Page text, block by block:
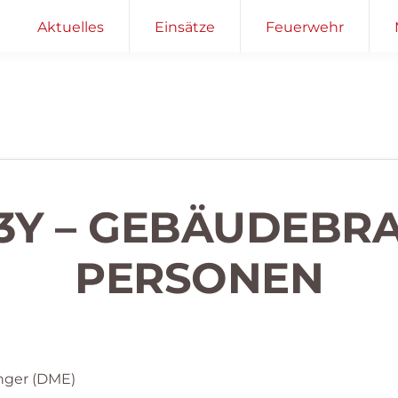
Aktuelles Einsätze Feuerwehr
–
PERSONEN
(DME)